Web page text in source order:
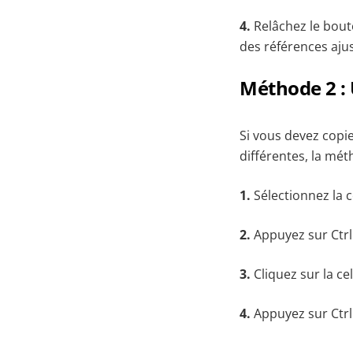
4. Relâchez le
des références
Méthode 2
Si vous devez
différentes, la
1. Sélectionnez la
2. Appuyez sur
3. Cliquez sur la
4. Appuyez sur